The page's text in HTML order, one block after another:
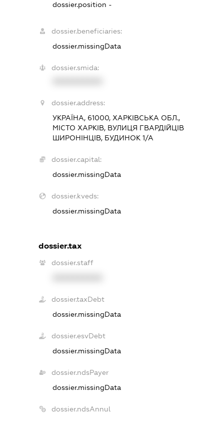
dossier.position -
dossier.beneficiaries:
dossier.missingData
dossier.smida:
dossier.address:
УКРАЇНА, 61000, ХАРКІВСЬКА ОБЛ.,
МІСТО ХАРКІВ, ВУЛИЦЯ ГВАРДІЙЦІВ
ШИРОНІНЦІВ, БУДИНОК 1/А
dossier.capital:
dossier.missingData
dossier.kveds:
dossier.missingData
dossier.tax
dossier.staff
dossier.taxDebt
dossier.missingData
dossier.esvDebt
dossier.missingData
dossier.ndsPayer
dossier.missingData
dossier.ndsAnnul